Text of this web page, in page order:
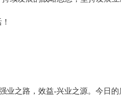
之路，效益-兴业之源。今日的